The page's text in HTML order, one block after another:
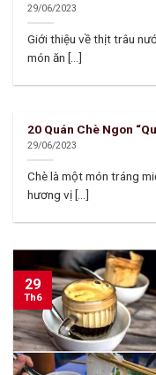
29/06/2023
Giới thiệu về thịt trâu
món ăn [...]
20 Quán Chè Ngon
29/06/2023
Chè là một món tráng
hương vị [...]
29
Th6